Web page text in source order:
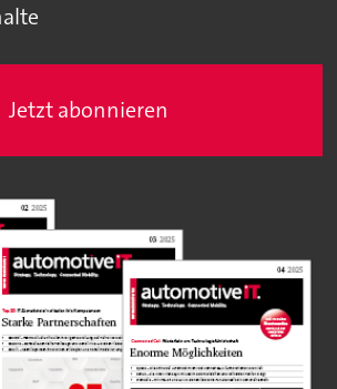
Jetzt abonnieren